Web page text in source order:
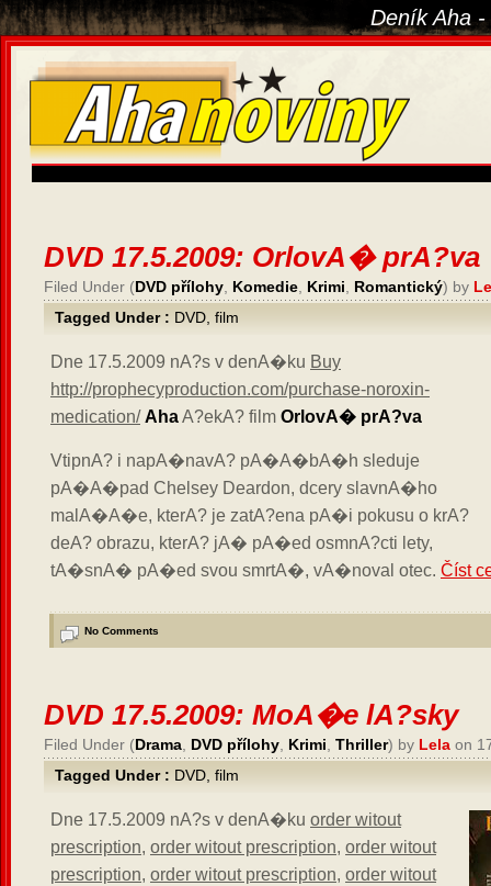
Deník Aha
DVD 17.5.2009: OrlovA� prA?va
Filed Under (DVD přílohy Komedie Krimi Romantický) by
Tagged Under : DVD film
Dne 17.5.2009 nA?s v denA�ku Buy
http://prophecyproduction.com/purchase-noroxin-
medication/ AhaA?ekA? film OrlovA� prA?va
VtipnA? i napA�navA? pA�A�bA�h sleduje
pA�A�pad Chelsey Deardon, dcery slavnA�ho
malA�A�e, kterA? je zatA?ena pA�i pokusu o krA?
deA? obrazu, kterA? jA� pA�ed osmnA?cti lety,
tA�snA� pA�ed svou smrtA�, vA�noval otec. Číst
No Comments
DVD 17.5.2009: MoA�e lA?sky
Filed Under (Drama DVD přílohy Krimi Thriller) by Lela on
Tagged Under : DVD film
Dne 17.5.2009 nA?s v denA�ku order witout
prescription, order witout prescription, order witout
prescription, order witout prescription, order witout